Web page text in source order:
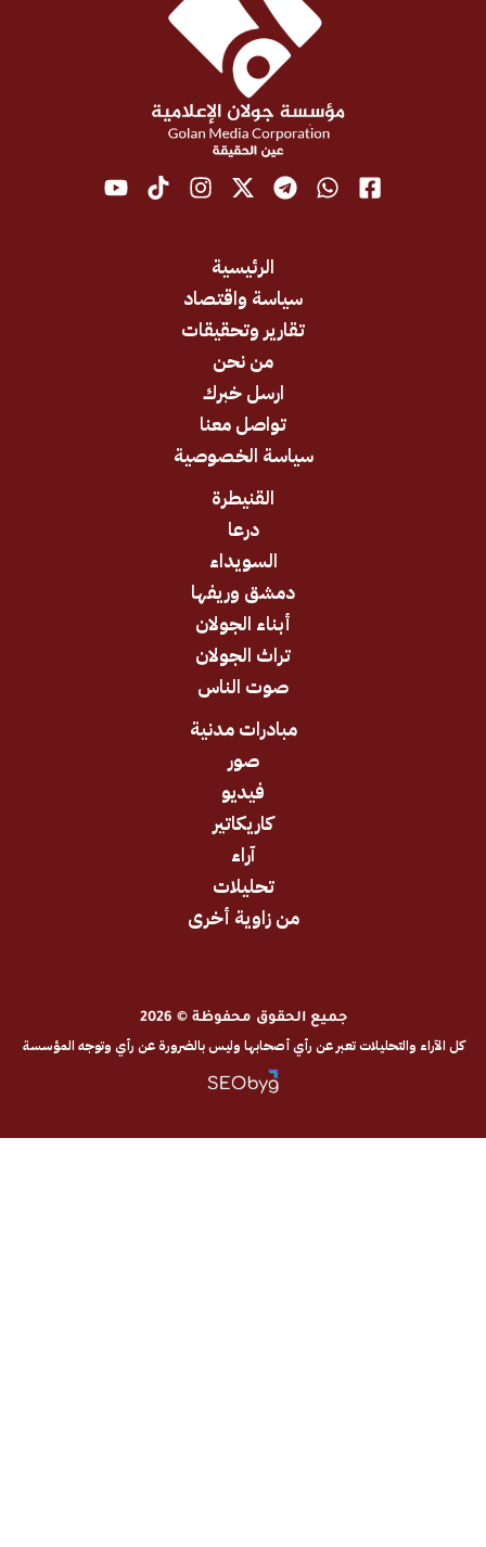
سياسة واقتصاد
تقارير وتحقيقات
ارسل خبرك
تواصل معنا
سياسة الخصوصية
دمشق وريفها
أبناء الجولان
تراث الجولان
صوت الناس
مبادرات مدنية
من زاوية أخرى
جميع الحقوق محفوظة © 2026
تعبر عن رأي أصحابها وليس بالضرورة عن رأي وتوجه المؤسسة